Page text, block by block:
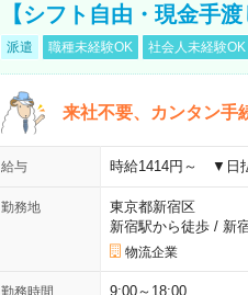
【シフト自由・現金手
派遣 職種未経験OK 社会人未経験OK
来社不要、カンタン手
給与 時給1414円～ ▼日
勤務地
東京都新宿区
新宿駅から徒歩/ 新
物流企業
勤務時間 9:00～18:00